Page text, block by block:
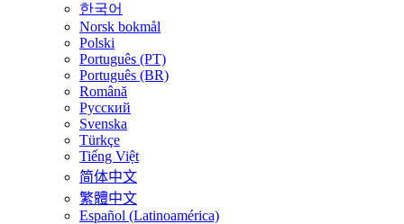
한국어
Norsk bokmål
Polski
Português (PT)
Português (BR)
Română
Русский
Svenska
Türkçe
Tiếng Việt
简体中文
繁體中文
Español (Latinoamérica)